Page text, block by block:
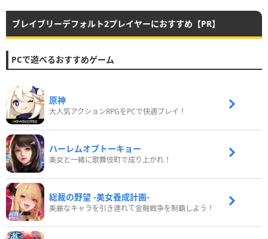
ブレイブリーデフォルト2プレイヤーにおすすめ【PR】
PCで遊べるおすすめゲーム
原神
大人気アクションRPGをPCで快適プレイ！
ハーレムオブトーキョー
美女と一緒に歌舞伎町で成り上がれ！
総裁の野望 -美女養成計画-
美麗なキャラを引き連れて金融戦争を制覇しよう！